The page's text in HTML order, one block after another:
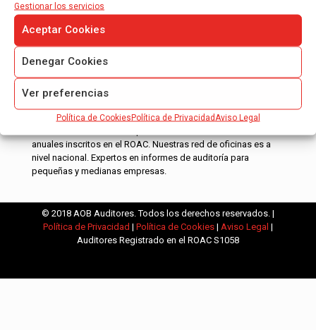
Gestionar los servicios
Aceptar Cookies
Denegar Cookies
Ver preferencias
Política de CookiesPolítica de Privacidad Aviso Legal
anuales inscritos en el ROAC. Nuestras red de oficinas es a
nivel nacional. Expertos en informes de auditoría para
pequeñas y medianas empresas.
© 2018 AOB Auditores. Todos los derechos reservados. |
Política de Privacidad | Política de Cookies | Aviso Legal |
Auditores Registrado en el ROAC S1058